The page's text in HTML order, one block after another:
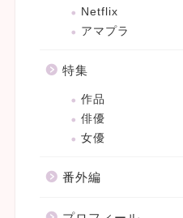
Netflix
アマプラ
特集
作品
俳優
女優
番外編